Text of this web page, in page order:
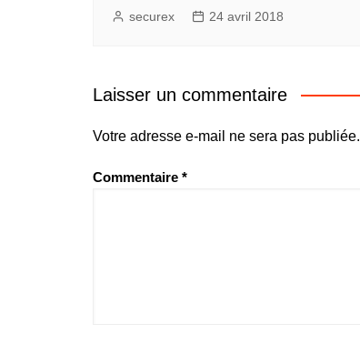
securex 24 avril 2018
Laisser un commentaire
Votre adresse e-mail ne sera pas publiée.
Commentaire *